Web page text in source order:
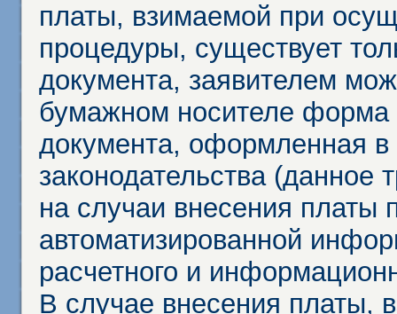
платы, взимаемой при
процедуры, существует
документа, заявителем
бумажном носителе форма
документа, оформленная в
законодательства (данное
на случаи внесения платы
автоматизированной
расчетного и
В случае внесения платы,